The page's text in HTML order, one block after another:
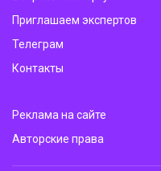
Приглашаем экспертов
Телеграм
Контакты
Реклама на сайте
Авторские права